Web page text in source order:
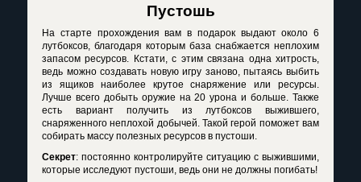
Пустошь
На старте прохождения вам в подарок выдают около 6
лутбоксов, благодаря которым база снабжается неплохим
запасом ресурсов. Кстати, с этим связана одна хитрость,
ведь можно создавать новую игру заново, пытаясь выбить
из ящиков наиболее крутое снаряжение или ресурсы.
Лучше всего добыть оружие на 20 урона и больше. Также
есть вариант получить из лутбоксов выжившего,
снаряженного неплохой добычей. Такой герой поможет вам
собирать массу полезных ресурсов в пустоши.
Секрет: постоянно контролируйте ситуацию с выжившими,
которые исследуют пустоши, ведь они не должны погибать!